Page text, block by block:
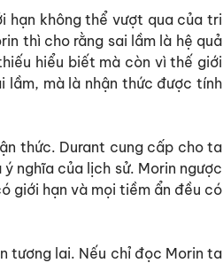
hạn không thể vượt qua của tri
thì cho rằng sai lầm là hệ quả
hiểu biết mà còn vì thế giới
lầm, mà là nhận thức được tính
thức. Durant cung cấp cho ta
nghĩa của lịch sử. Morin ngược
giới hạn và mọi tiềm ẩn đều có
tương lai. Nếu chỉ đọc Morin ta